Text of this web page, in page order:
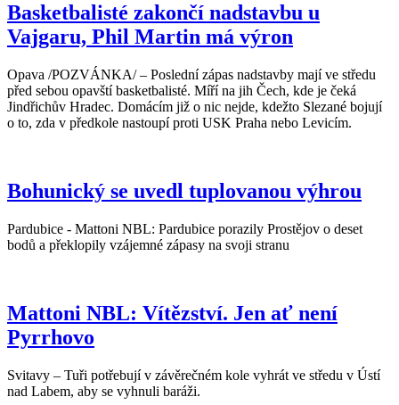
Basketbalisté zakončí nadstavbu u
Vajgaru, Phil Martin má výron
Opava /POZVÁNKA/ – Poslední zápas nadstavby mají ve středu
před sebou opavští basketbalisté. Míří na jih Čech, kde je čeká
Jindřichův Hradec. Domácím již o nic nejde, kdežto Slezané bojují
o to, zda v předkole nastoupí proti USK Praha nebo Levicím.
Bohunický se uvedl tuplovanou výhrou
Pardubice - Mattoni NBL: Pardubice porazily Prostějov o deset
bodů a překlopily vzájemné zápasy na svoji stranu
Mattoni NBL: Vítězství. Jen ať není
Pyrrhovo
Svitavy – Tuři potřebují v závěrečném kole vyhrát ve středu v Ústí
nad Labem, aby se vyhnuli baráži.